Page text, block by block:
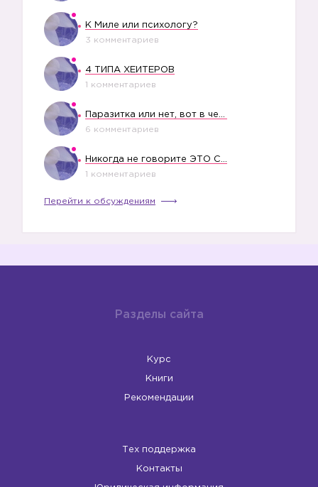
К Миле или психологу?
3 комментариев
4 ТИПА ХЕЙТЕРОВ
1 комментариев
6 комментариев
1 комментариев
Перейти к обсуждениям
Разделы сайта
Курс
Книги
Рекомендации
Тех поддержка
Контакты